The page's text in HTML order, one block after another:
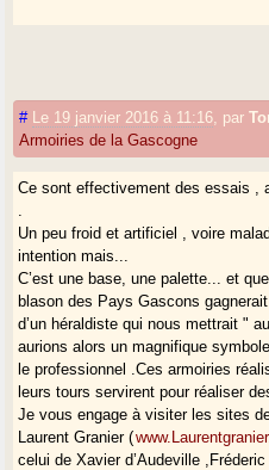
# Le 19 janvier 2016 à 11:16 par
Armoiries de la Gascogne
Ce sont effectivement des essais ,
Un peu froid et artificiel , voire
intention mais...
C’est une base, une palette... et
blason des Pays Gascons
d’un héraldiste qui nous mettrait "
aurions alors un magnifique
le professionnel .Ces armoiries
leurs tours servirent pour réaliser
Je vous engage à visiter les sites
Laurent Granier (
celui de Xavier d’Audeville ,Fréderic